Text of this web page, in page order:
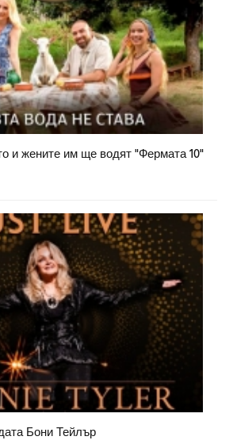
и жените им ще водят "Фермата 10"
Бони Тейлър